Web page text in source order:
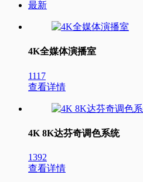
最新
4K全媒体演播室
1117
查看详情
4K 8K达芬奇调色系统
1392
查看详情